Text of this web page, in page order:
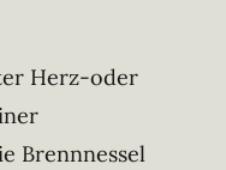
Herz-oder
Brennnessel